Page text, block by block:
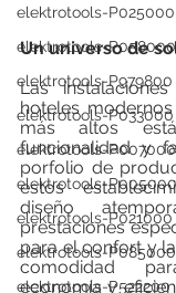
elektrotools-P025000
elektrotools-P058000
elektrotools-P979800
elektrotools-P033000
elektrotools-P007000
elektrotools-P005000
elektrotools-P021000
elektrotools-P085000
elektrotools-P522200
Un universo de
Las
hoteles
más altos
funcionalidad y
porfolio de
estos
diseño
prestaciones
para el confort y
comodidad
economía y